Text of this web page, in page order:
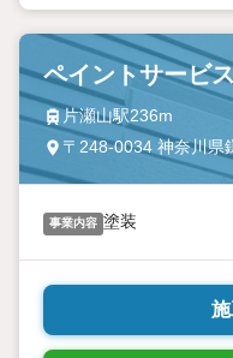
ペイントサービ
片瀬山駅236m
〒248-0034 神奈川県
事業内容 塗装